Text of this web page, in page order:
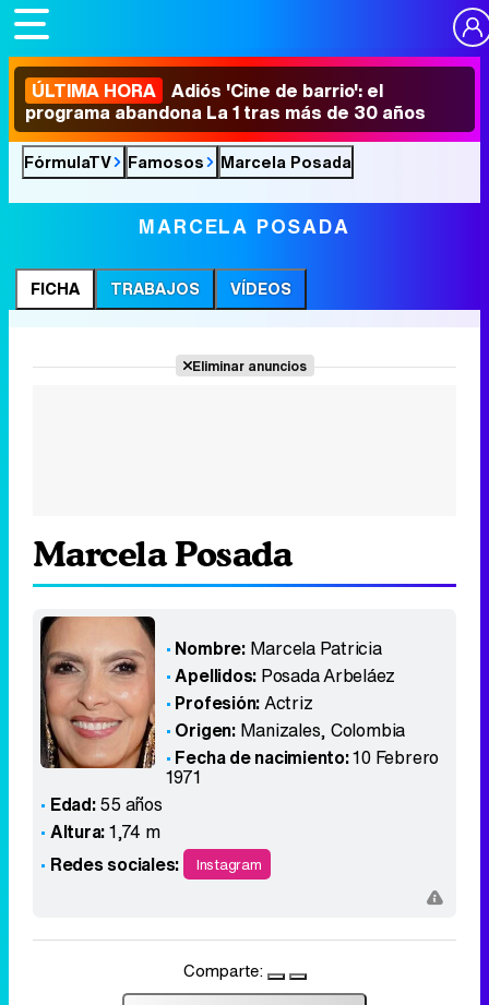
ÚLTIMA HORA Adiós 'Cine de barrio': el
programa abandona La 1 tras más de 30 años
FórmulaTV Famosos Marcela Posada
MARCELA POSADA
FICHA TRABAJOS VÍDEOS
Eliminar anuncios
Marcela Posada
Nombre: Marcela Patricia
Apellidos: Posada Arbeláez
Profesión:Actriz
Origen: Manizales, Colombia
Fecha de nacimiento:10 Febrero
1971
Edad:55 años
Altura:1,74 m
Redes sociales:
Instagram
Comparte: